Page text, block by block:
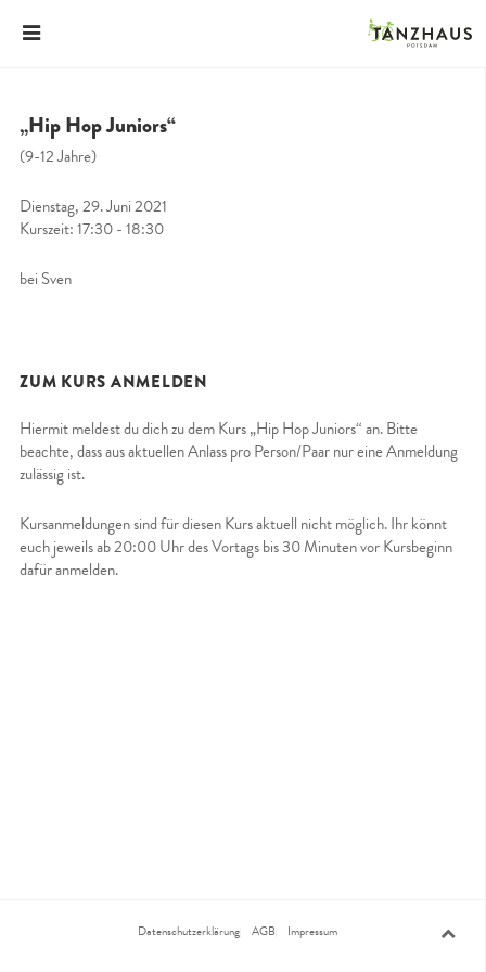
„Hip Hop Juniors“
(9-12 Jahre)
Dienstag, 29. Juni 2021
Kurszeit: 17:30 - 18:30
bei Sven
ZUM KURS ANMELDEN
Hiermit meldest du dich zu dem Kurs „Hip Hop Juniors“ an. Bitte
beachte, dass aus aktuellen Anlass pro Person/Paar nur eine Anmeldung
zulässig ist.
Kursanmeldungen sind für diesen Kurs aktuell nicht möglich. Ihr könnt
euch jeweils ab 20:00 Uhr des Vortags bis 30 Minuten vor Kursbeginn
dafür anmelden.
Datenschutzerklärung AGB Impressum